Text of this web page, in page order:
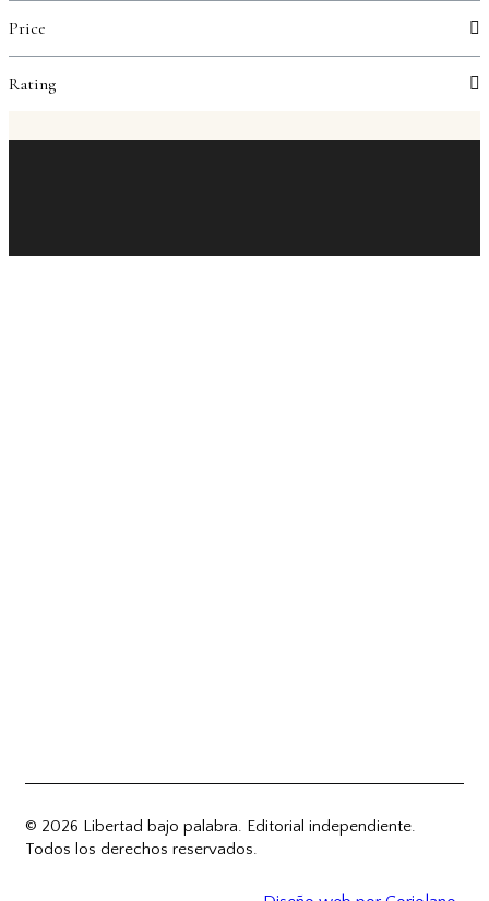
Price
Rating
© 2026 Libertad bajo palabra. Editorial independiente.
Todos los derechos reservados.